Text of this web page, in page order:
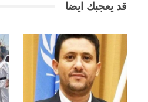
قد يعجبك ايضا